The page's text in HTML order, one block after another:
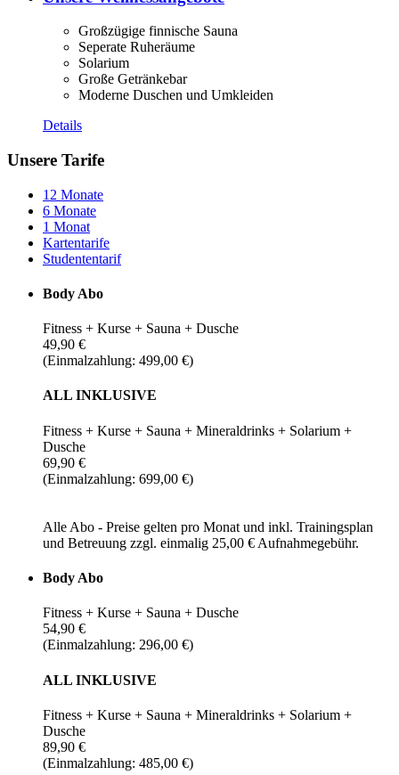
Großzügige finnische Sauna
Seperate Ruheräume
Solarium
Große Getränkebar
Moderne Duschen und Umkleiden
Details
Unsere Tarife
12 Monate
6 Monate
1 Monat
Kartentarife
Studententarif
Body Abo
Fitness + Kurse + Sauna + Dusche
49,90 €
(Einmalzahlung: 499,00 €)
ALL INKLUSIVE
Fitness + Kurse + Sauna + Mineraldrinks + Solarium +
Dusche
69,90 €
(Einmalzahlung: 699,00 €)
Alle Abo - Preise gelten pro Monat und inkl. Trainingsplan
und Betreuung zzgl. einmalig 25,00 € Aufnahmegebühr.
Body Abo
Fitness + Kurse + Sauna + Dusche
54,90 €
(Einmalzahlung: 296,00 €)
ALL INKLUSIVE
Fitness + Kurse + Sauna + Mineraldrinks + Solarium +
Dusche
89,90 €
(Einmalzahlung: 485,00 €)